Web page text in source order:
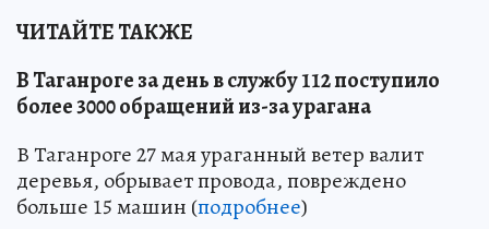
ЧИТАЙТЕ ТАКЖЕ
В Таганроге за день в службу 112 поступило
более 3000 обращений из-за урагана
В Таганроге 27 мая ураганный ветер валит
деревья, обрывает провода, повреждено
больше 15 машин (подробнее)